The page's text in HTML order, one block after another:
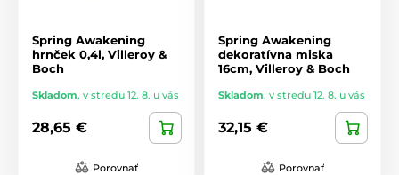
Spring Awakening
hrnček 0,4l, Villeroy &
Boch
Skladom, v stredu 12. 8. u vás
28,65 €
Porovnať
Spring Awakening
dekoratívna miska
16cm, Villeroy & Boch
Skladom, v stredu 12. 8. u vás
32,15 €
Porovnať